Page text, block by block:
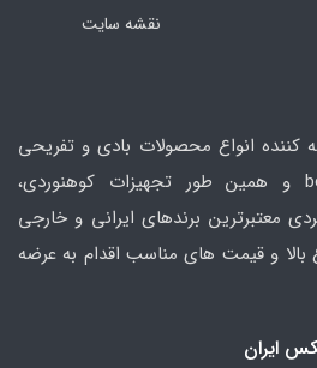
نقشه سایت
کننده انواع محصولات بادی و تفریحی
برندهای intex و bestway و همین طور تجهیزات کوهنوردی،
معتبرترین برندهای ایرانی و خارجی
بالا و قیمت های مناسب اقدام به عرضه
ایران